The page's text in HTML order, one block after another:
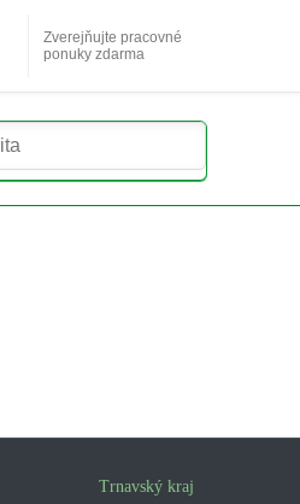
Zverejňujte pracovné
ponuky zdarma
Trnavský kraj